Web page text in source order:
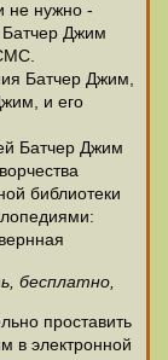
не нужно -
Батчер Джим
Батчер Джим,
и его
Батчер Джим
библиотеки
бесплатно,
проставить
в электронной